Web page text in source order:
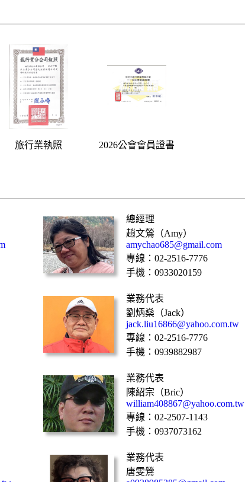
旅行業執照 2026公會會員證書
總經理
趙文鶯（Amy）
amychao685@gmail.com
專線：02-2516-7776
手機：0933020159
業務代表
劉炳燊（Jack）
jack.liu16866@yahoo.com.tw
專線：02-2516-7776
手機：0939882987
業務代表
陳紹宗（Bric）
william408867@yahoo.com.tw
專線：02-2507-1143
手機：0937073162
業務代表
唐雯鶯